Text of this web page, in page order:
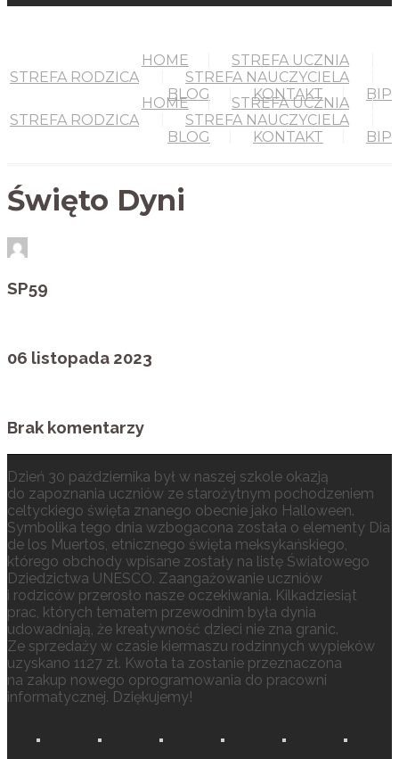
HOME
STREFA UCZNIA
STREFA RODZICA
STREFA NAUCZYCIELA
BLOG
KONTAKT BIP
HOME
STREFA UCZNIA
STREFA RODZICA
STREFA NAUCZYCIELA
BLOG
KONTAKT BIP
Święto Dyni
SP59
06 listopada 2023
Brak komentarzy
Dzień 30 października był w naszej szkole okazją
do zapoznania uczniów ze starożytnym pochodzeniem
celtyckiego święta znanego obecnie jako Halloween.
Symbolika tego dnia wzbogacona została o elementy Dia
de los Muertos, etnicznego święta meksykańskiego,
którego obchody wpisane zostały na listę Światowego
Dziedzictwa UNESCO. Zaangażowanie uczniów
i rodziców przerosło nasze oczekiwania. Kilkadziesiąt
prac, których tematem przewodnim była dynia
udowadniają, że kreatywność dzieci nie zna granic.
Ze sprzedaży w czasie kiermaszu rodzinnych wypieków
uzyskano 1127 zł. Kwota ta zostanie przeznaczona
na zakup nowego oprogramowania do pracowni
informatycznej. Dziękujemy!